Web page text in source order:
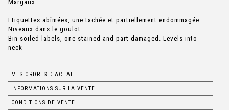
Margaux
Etiquettes abîmées, une tachée et partiellement endommagée.
Niveaux dans le goulot
Bin-soiled labels, one stained and part damaged. Levels into
neck
MES ORDRES D'ACHAT
INFORMATIONS SUR LA VENTE
CONDITIONS DE VENTE